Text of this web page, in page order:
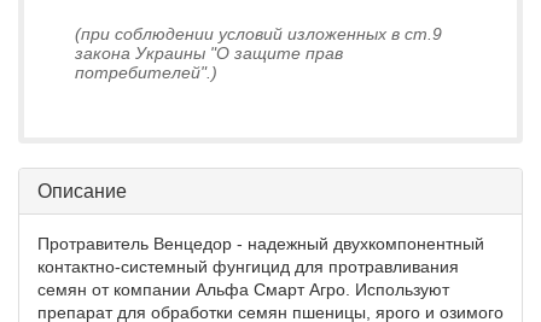
(при соблюдении условий изложенных в ст.9
закона Украины "О защите прав
потребителей".)
Описание
Протравитель Венцедор - надежный двухкомпонентный
контактно-системный фунгицид для протравливания
семян от компании Альфа Смарт Агро. Используют
препарат для обработки семян пшеницы, ярого и озимого